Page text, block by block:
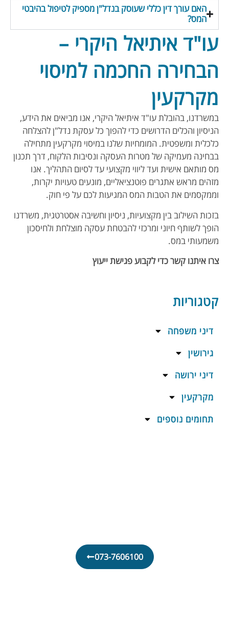
קטגוריות
דיני משפחה
גירושין
דיני ירושה
מקרקעין
תחומים נוספים
האם עורך דין כללי שעוסק בנדל"ן מספיק לטיפול בהיבטי
המס?
עו"ד איתיאל היקרי –
הבחירה החכמה למיסוי
מקרקעין
במשרדנו, בהובלת עו"ד איתיאל היקרי, אנו מביאים את הידע,
הניסיון והכלים הדרושים כדי להפוך כל עסקת נדל"ן להצלחה
כלכלית ומשפטית. המומחיות שלנו במיסוי מקרקעין מתחילה
בבחינה מעמיקה של מטרות העסקה ונסיבות הלקוח, דרך תכנון
מס מותאם אישית ועד ליווי מקצועי עד לסיום התהליך. אנו
מזהים מראש אתגרים פוטנציאליים, מונעים טעויות יקרות,
וממקסמים את הטבות המס המגיעות לכם על פי חוק.
בזכות השילוב בין מקצועיות, ניסיון וחשיבה אסטרטגית, משרדנו
הופך לשותף חיוני ומרכזי להבטחת עסקה מוצלחת ולחיסכון
משמעותי במס.
צרו איתנו קשר כדי לקבוע פגישת ייעוץ
073-7606100